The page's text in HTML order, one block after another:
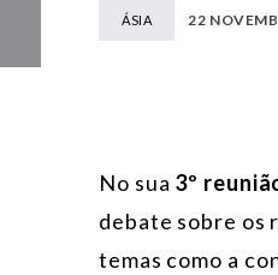
ÁSIA 22
No sua 3º
debate sobre os
temas como a